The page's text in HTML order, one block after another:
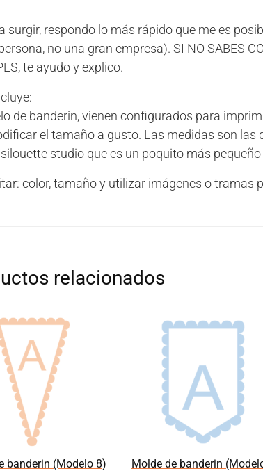
surgir, respondo lo más rápido que me es
no una gran empresa). SI NO SABES
te ayudo y explico.
de banderin, vienen configurados para
el tamaño a gusto. Las medidas son las
studio que es un poquito más
color, tamaño y utilizar imágenes o tramas
relacionados
banderin (Modelo 8) Molde de banderin